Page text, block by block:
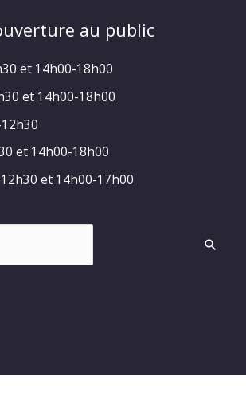
au public
et 14h00-18h00
et 14h00-18h00
et 14h00-18h00
et 14h00-17h00